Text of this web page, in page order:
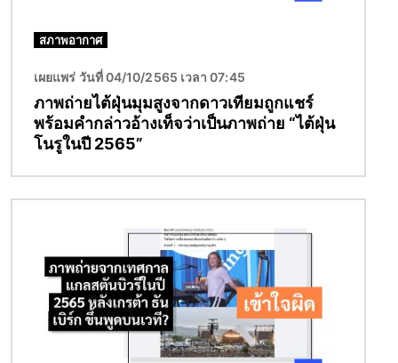
สภาพอากาศ
เผยแพร่ วันที่ 04/10/2565 เวลา 07:45
ภาพถ่ายไต้ฝุ่นมุมสูงจากดาวเทียมถูกแชร์
พร้อมคำกล่าวอ้างเท็จว่าเป็นภาพถ่าย “ไต้ฝุ่น
โนรูในปี 2565”